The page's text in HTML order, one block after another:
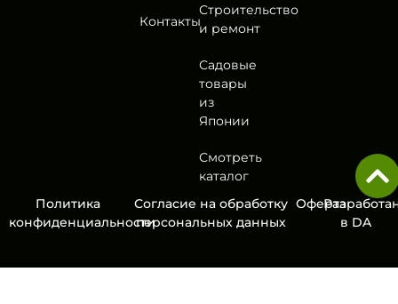
Контакты
Строительство
и ремонт
Садовые
товары
из
Японии
Смотреть
каталог
Политика
конфиденциальности
Согласие на обработку
персональных данных
Оферта
в DA